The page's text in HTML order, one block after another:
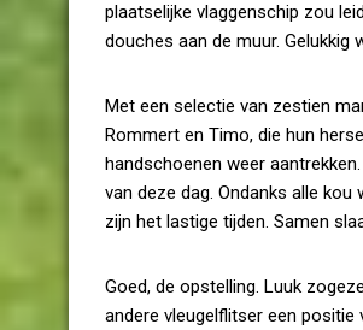
plaatselijke vlaggenschip zou
douches aan de muur. Gelukkig
Met een selectie van zestien
Rommert en Timo, die hun
handschoenen weer
van deze dag. Ondanks alle
zijn het lastige tijden. Samen
Goed, de opstelling. Luuk
andere vleugelflitser een positie